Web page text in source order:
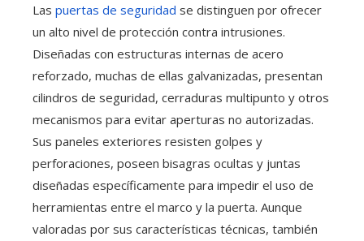
Las puertas de seguridad se distinguen por ofrecer
un alto nivel de protección contra intrusiones.
Diseñadas con estructuras internas de acero
reforzado, muchas de ellas galvanizadas, presentan
cilindros de seguridad, cerraduras multipunto y otros
mecanismos para evitar aperturas no autorizadas.
Sus paneles exteriores resisten golpes y
perforaciones, poseen bisagras ocultas y juntas
diseñadas específicamente para impedir el uso de
herramientas entre el marco y la puerta. Aunque
valoradas por sus características técnicas, también